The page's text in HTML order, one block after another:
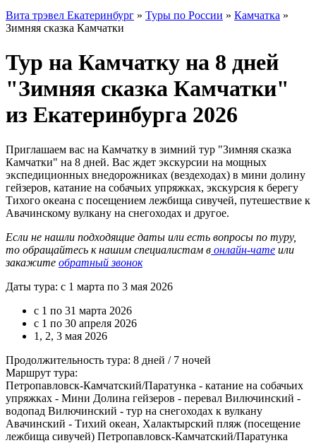
Вита трэвел Екатеринбург » Туры по России » Камчатка »
Зимняя сказка Камчатки
Тур на Камчатку на 8 дней
"Зимняя сказка Камчатки"
из Екатеринбурга 2026
Приглашаем вас на Камчатку в зимний тур "Зимняя сказка
Камчатки" на 8 дней. Вас ждет экскурсии на мощных
экспедиционных внедорожниках (вездеходах) в мини долину
гейзеров, катание на собачьих упряжках, экскурсия к берегу
Тихого океана с посещением лежбища сивучей, путешествие к
Авачинскому вулкану на снегоходах и другое.
Если не нашли подходящие даты или есть вопросы по туру,
то обращайтесь к нашим специалистам в онлайн-чате или
закажите обратный звонок
Даты тура: с 1 марта по 3 мая 2026
с 1 по 31 марта 2026
с 1 по 30 апреля 2026
1, 2, 3 мая 2026
Продолжительность тура: 8 дней / 7 ночей
Маршрут тура:
Петропавловск-Камчатский/Паратунка - катание на собачьих
упряжках - Мини Долина гейзеров - перевал Вилючинский -
водопад Вилючинский - тур на снегоходах к вулкану
Авачинский - Тихий океан, Халактырский пляж (посещение
лежбища сивучей) Петропавловск-Камчатский/Паратунка